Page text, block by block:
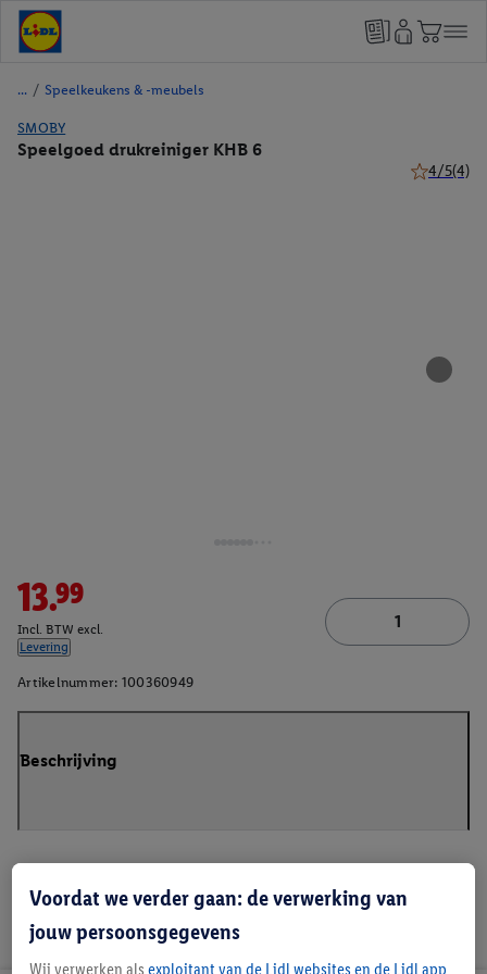
/ Speelkeukens & -meubels
SMOBY
Speelgoed drukreiniger KHB 6
4/5(4)
13.99
Incl. BTW excl.
Levering
Artikelnummer: 100360949
Beschrijving
Voordat we verder gaan: de verwerking van
jouw persoonsgegevens
Wij verwerken als exploitant van de Lidl websites en de Lidl app